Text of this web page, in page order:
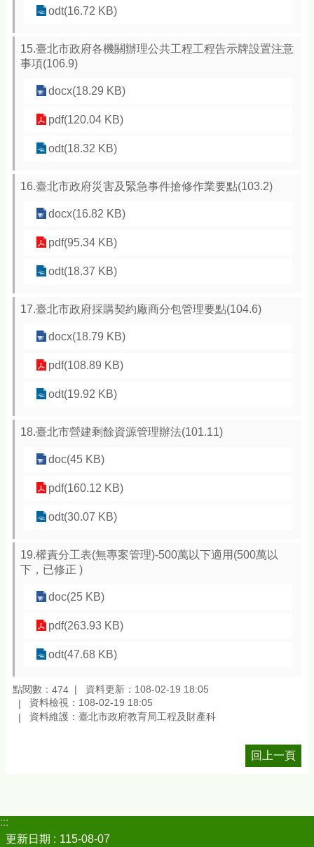
odt(16.72 KB)
15.臺北市政府各機關辦理公共工程工程告示牌設置注意
事項(106.9)
docx(18.29 KB)
pdf(120.04 KB)
odt(18.32 KB)
16.臺北市政府災害及緊急事件搶修作業要點(103.2)
docx(16.82 KB)
pdf(95.34 KB)
odt(18.37 KB)
17.臺北市政府採購契約廠商分包管理要點(104.6)
docx(18.79 KB)
pdf(108.89 KB)
odt(19.92 KB)
18.臺北市營建剩餘資源管理辦法(101.11)
doc(45 KB)
pdf(160.12 KB)
odt(30.07 KB)
19.權責分工表(無專案管理)-500萬以下適用(500萬以
下，已修正 )
doc(25 KB)
pdf(263.93 KB)
odt(47.68 KB)
點閱數： 474
資料更新：108-02-19 18:05
資料檢視：108-02-19 18:05
資料維護：臺北市政府教育局工程及財產科
回上一頁
:::
更新日期
115-08-07